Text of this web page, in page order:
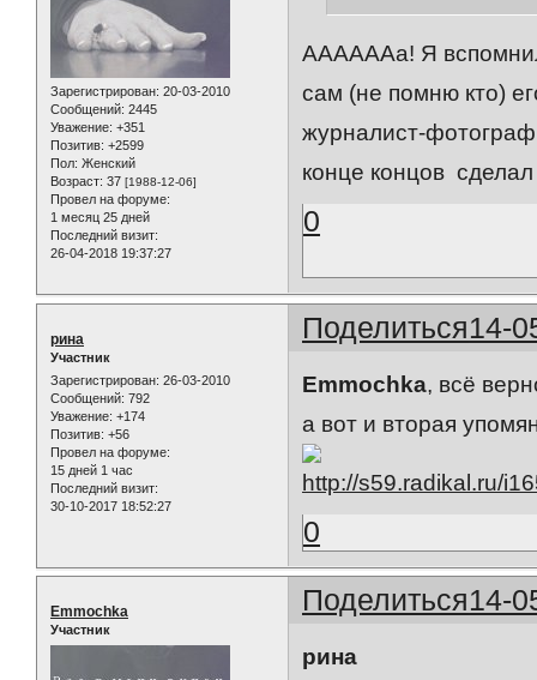
Зарегистрирован: 20-03-2010
Сообщений: 2445
Уважение: +351
Позитив: +2599
Пол: Женский
Возраст: 37 [1988-12-06]
Провел на форуме:
1 месяц 25 дней
Последний визит:
26-04-2018 19:37:27
ААААААа! Я
сам (не помню кто)
журналист-
конце концов
0
Поделиться14-
рина
Участник
Зарегистрирован: 26-03-2010
Сообщений: 792
Уважение: +174
Позитив: +56
Провел на форуме:
15 дней 1 час
Последний визит:
30-10-2017 18:52:27
Emmochka, всё
а вот и вторая
0
Поделиться14-
Emmochka
Участник
рина